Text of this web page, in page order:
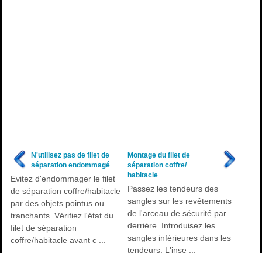
N'utilisez pas de filet de
séparation endommagé
Evitez d'endommager le filet
de séparation coffre/habitacle
par des objets pointus ou
tranchants. Vérifiez l'état du
filet de séparation
coffre/habitacle avant c ...
Montage du filet de
séparation coffre/
habitacle
Passez les tendeurs des
sangles sur les revêtements
de l'arceau de sécurité par
derrière. Introduisez les
sangles inférieures dans les
tendeurs. L'inse ...